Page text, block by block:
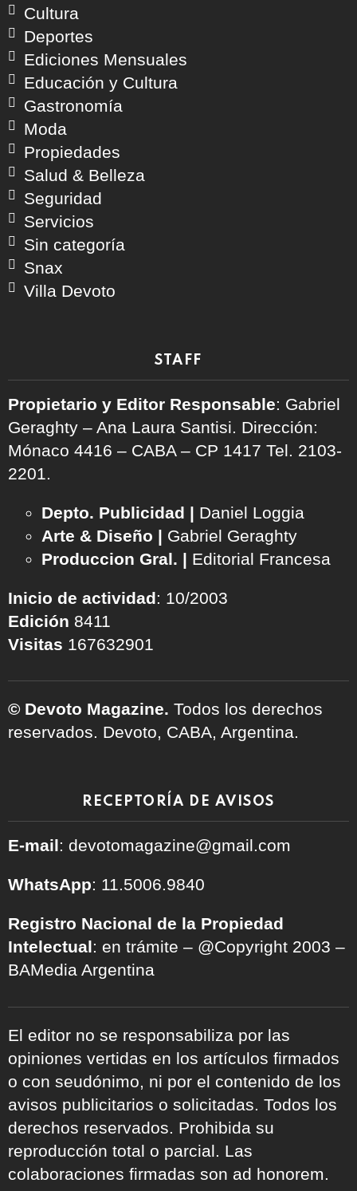
Cultura
Deportes
Ediciones Mensuales
Educación y Cultura
Gastronomía
Moda
Propiedades
Salud & Belleza
Seguridad
Servicios
Sin categoría
Snax
Villa Devoto
STAFF
Propietario y Editor Responsable: Gabriel
Geraghty – Ana Laura Santisi. Dirección:
Mónaco 4416 – CABA – CP 1417 Tel. 2103-
2201.
Depto. Publicidad | Daniel Loggia
Arte & Diseño | Gabriel Geraghty
Produccion Gral. | Editorial Francesa
Inicio de actividad: 10/2003
Edición 8411
Visitas 167632901
© Devoto Magazine. Todos los derechos
reservados. Devoto, CABA, Argentina.
RECEPTORÍA DE AVISOS
E-mail: devotomagazine@gmail.com
WhatsApp: 11.5006.9840
Registro Nacional de la Propiedad
Intelectual: en trámite – @Copyright 2003 –
BAMedia Argentina
El editor no se responsabiliza por las
opiniones vertidas en los artículos firmados
o con seudónimo, ni por el contenido de los
avisos publicitarios o solicitadas. Todos los
derechos reservados. Prohibida su
reproducción total o parcial. Las
colaboraciones firmadas son ad honorem.